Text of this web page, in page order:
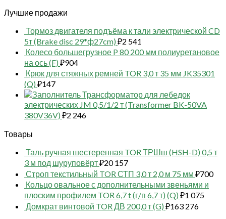
Лучшие продажи
Тормоз двигателя подъёма к тали электрической CD
5т (Brake disc 29*ф27cm) ₽2 541
Колесо большегрузное P 80 200 мм полиуретановое
на ось (F) ₽904
Крюк для стяжных ремней TOR 3,0 т 35 мм JK35301
(Q) ₽147
Трансформатор для лебедок
электрических JM 0,5/1/2 т (Transformer BK-50VA
380V36V) ₽2 246
Товары
Таль ручная шестеренная TOR ТРШш (HSH-D) 0,5 т
3 м под шуруповёрт₽20 157
Строп текстильный TOR СТП 3,0 т 2,0 м 75 мм ₽700
Кольцо овальное с дополнительными звеньями и
плоским профилем TOR 6,7 t (г/п 6,7 т) (Q) ₽1 075
Домкрат винтовой TOR ДВ 200,0 т (G) ₽163 276